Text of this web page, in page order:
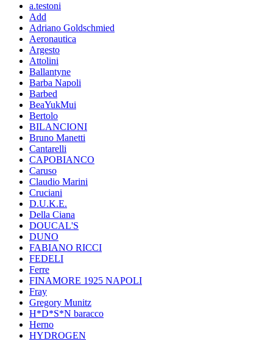
a.testoni
Add
Adriano Goldschmied
Aeronautica
Argesto
Attolini
Ballantyne
Barba Napoli
Barbed
BeaYukMui
Bertolo
BILANCIONI
Bruno Manetti
Cantarelli
CAPOBIANCO
Caruso
Claudio Marini
Cruciani
D.U.K.E.
Della Ciana
DOUCAL'S
DUNO
FABIANO RICCI
FEDELI
Ferre
FINAMORE 1925 NAPOLI
Fray
Gregory Munitz
H*D*S*N baracco
Herno
HYDROGEN